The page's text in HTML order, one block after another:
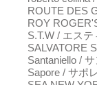
ROUTE DES
ROY
S.T.W / エス
SALVATORE
Santaniello /
Sapore / サポレ